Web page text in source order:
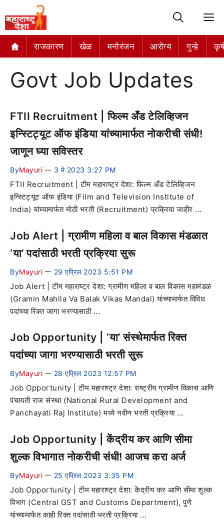
राजकारण खेळ मनोरंजन आरोग्य गुन्हे
Govt Job Updates
FTII Recruitment | फिल्म अँड टेलिव्हिजन
इन्स्टिट्यूट ऑफ इंडिया यांच्यामार्फत नोकरीची संधी!
जाणून घ्या सविस्तर
ByMayuri — 3 मे 2023 3:27 PM
FTII Recruitment | टीम महाराष्ट्र देशा: फिल्म अँड टेलिव्हिजन
इन्स्टिट्यूट ऑफ इंडिया (Film and Television Institute of
India) यांच्यामार्फत मोठी भरती (Recruitment) प्रक्रिया जाहीर ...
Job Alert | ग्रामीण महिला व बाल विकास मंडळात
‘या’ पदांसाठी भरती प्रक्रिया सुरू
ByMayuri — 29 एप्रिल 2023 5:51 PM
Job Alert | टीम महाराष्ट्र देशा: ग्रामीण महिला व बाल विकास महामंडळ
(Gramin Mahila Va Balak Vikas Mandal) यांच्यामार्फत विविध
पदांच्या रिक्त जागा भरण्यासाठी ...
Job Opportunity | ‘या’ संस्थेमार्फत रिक्त
पदांच्या जागा भरण्यासाठी भरती सुरू
ByMayuri — 28 एप्रिल 2023 12:57 PM
Job Opportunity | टीम महाराष्ट्र देशा: राष्ट्रीय ग्रामीण विकास आणि
पंचायती राज संस्था (National Rural Development and
Panchayati Raj Institute) मध्ये नवीन भरती प्रक्रिया ...
Job Opportunity | केंद्रीय कर आणि सीमा
शुल्क विभागात नोकरीची संधी! आजच करा अर्ज
ByMayuri — 25 एप्रिल 2023 3:35 PM
Job Opportunity | टीम महाराष्ट्र देशा: केंद्रीय कर आणि सीमा शुल्क
विभाग (Central GST and Customs Department), पुणे
यांच्यामार्फत काही रिक्त पदांसाठी भरती प्रक्रिया ...